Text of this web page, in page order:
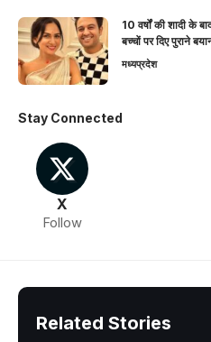
10 वर्षों की शादी के
बच्चों पर दिए पुराने
मध्यप्रदेश
Stay Connected
X
Follow
Related Stories